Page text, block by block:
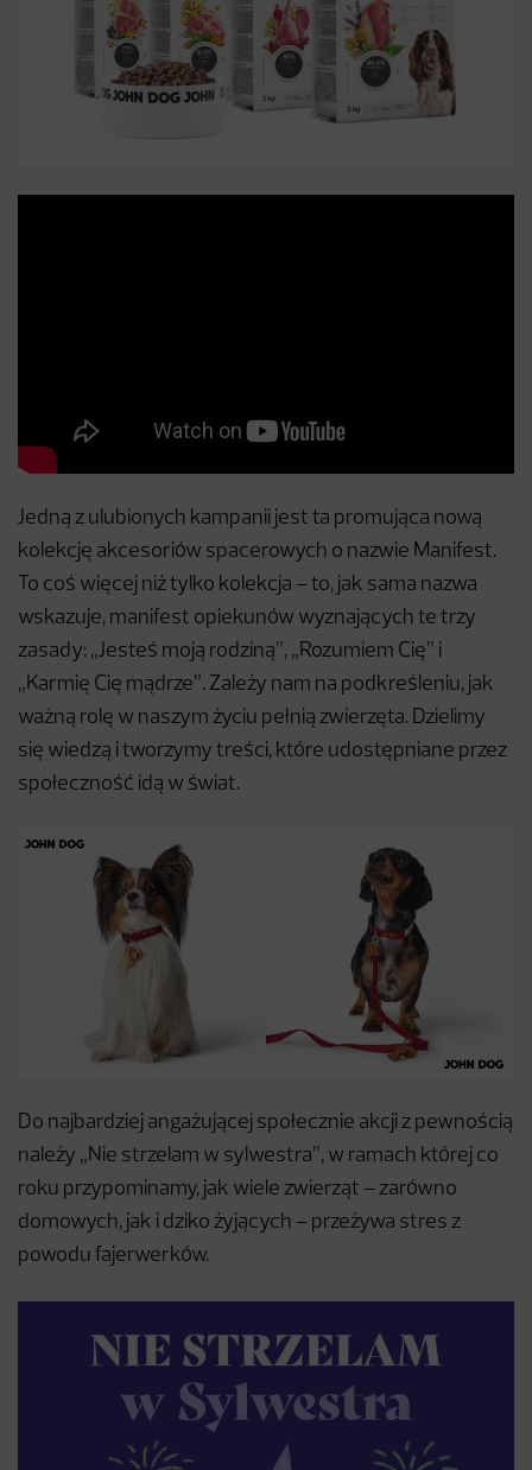
Jedną z ulubionych kampanii jest ta promująca nową
kolekcję akcesoriów spacerowych o nazwie Manifest.
To coś więcej niż tylko kolekcja – to, jak sama nazwa
wskazuje, manifest opiekunów wyznających te trzy
zasady: „Jesteś moją rodziną”, „Rozumiem Cię” i
„Karmię Cię mądrze”. Zależy nam na podkreśleniu, jak
ważną rolę w naszym życiu pełnią zwierzęta. Dzielimy
się wiedzą i tworzymy treści, które udostępniane przez
społeczność idą w świat.
Do najbardziej angażującej społecznie akcji z pewnością
należy „Nie strzelam w sylwestra”, w ramach której co
roku przypominamy, jak wiele zwierząt – zarówno
domowych, jak i dziko żyjących – przeżywa stres z
powodu fajerwerków.